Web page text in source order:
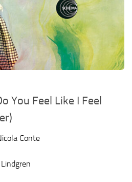
You Feel Like I Feel
Conte